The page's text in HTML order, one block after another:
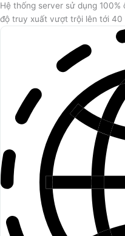
Hệ thống server sử dụng
độ truy xuất vượt trội lên tới